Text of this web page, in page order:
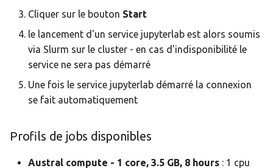
Cliquer sur le bouton Start
le lancement d'un service jupyterlab est alors soumis
via Slurm sur le cluster - en cas d'indisponibilité le
service ne sera pas démarré
Une fois le service jupyterlab démarré la connexion
se fait automatiquement
Profils de jobs disponibles
Austral compute - 1 core, 3.5 GB, 8 hours : 1 cpu